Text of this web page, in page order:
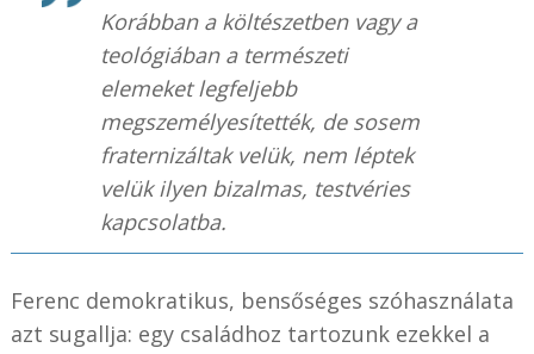
Korábban a költészetben vagy a
teológiában a természeti
elemeket legfeljebb
megszemélyesítették, de sosem
fraternizáltak velük, nem léptek
velük ilyen bizalmas, testvéries
kapcsolatba.
Ferenc demokratikus, bensőséges szóhasználata
azt sugallja: egy családhoz tartozunk ezekkel a